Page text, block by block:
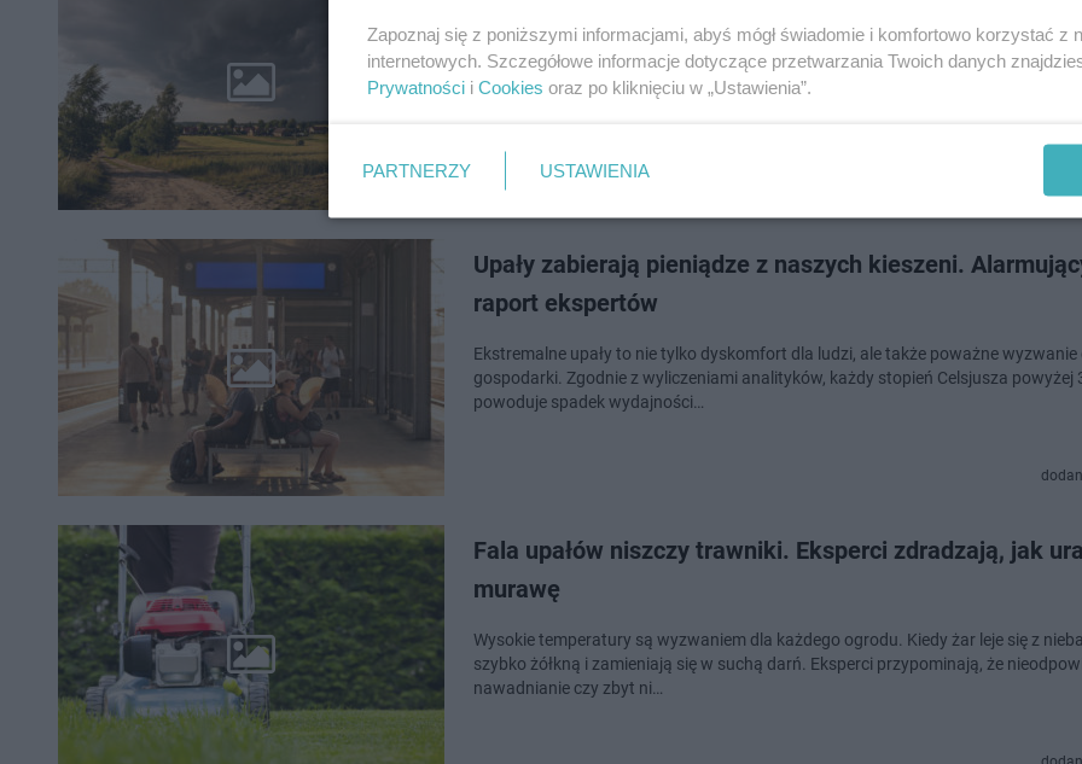
Niedziela przyniesie potężne uderzenie gorąca w znacznej części Polski. Instytut
Meteorologii i Gospodarki Wodnej ogłosił alerty pierwszego stopnia w związku z
Upały zabierają pieniądze z naszych kieszeni.
raport ekspertów
Ekstremalne upały to nie tylko dyskomfort dla ludzi, ale także poważne wyzwanie
gospodarki. Zgodnie z wyliczeniami analityków, każdy stopień Celsjusza powyżej
powoduje spadek wydajności…
Fala upałów niszczy trawniki. Eksperci zdradzają, jak
murawę
Wysokie temperatury są wyzwaniem dla każdego ogrodu. Kiedy żar leje się z
szybko żółkną i zamieniają się w suchą darń. Eksperci przypominają, że
nawadnianie czy zbyt ni…
Zapoznaj się z poniższymi informacjami, abyś mógł świadomie i komfortowo korzystać z
internetowych. Szczegółowe informacje dotyczące przetwarzania Twoich danych
Prywatności i Cookies oraz po kliknięciu w „Ustawienia”.
PARTNERZY USTAWIENIA